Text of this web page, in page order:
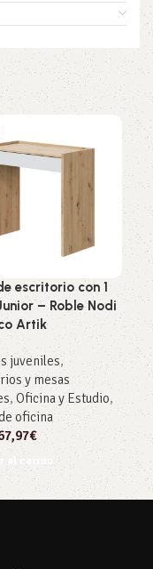
escritorio con 1
– Roble Nodi
Artik
juveniles,
y mesas
, Oficina y Estudio,
oficina
€
al carrito
-